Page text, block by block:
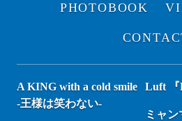
PHOTOBOOK
A KING with a cold smile
-王様は笑わない-
Luft 『
ミャ